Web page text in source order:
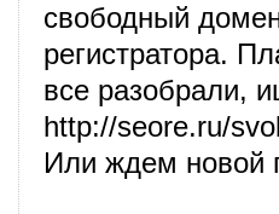
свободный
регистратора.
все разобрали,
http://seore.ru/
Или ждем новой